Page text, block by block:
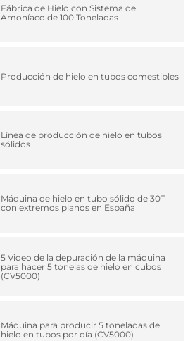
Fábrica de Hielo con Sistema de
Amoníaco de 100 Toneladas
Producción de hielo en tubos comestibles
Línea de producción de hielo en tubos
sólidos
Máquina de hielo en tubo sólido de 30T
con extremos planos en España
5 Video de la depuración de la máquina
para hacer 5 tonelas de hielo en cubos
(CV5000)
Máquina para producir 5 toneladas de
hielo en tubos por día (CV5000)